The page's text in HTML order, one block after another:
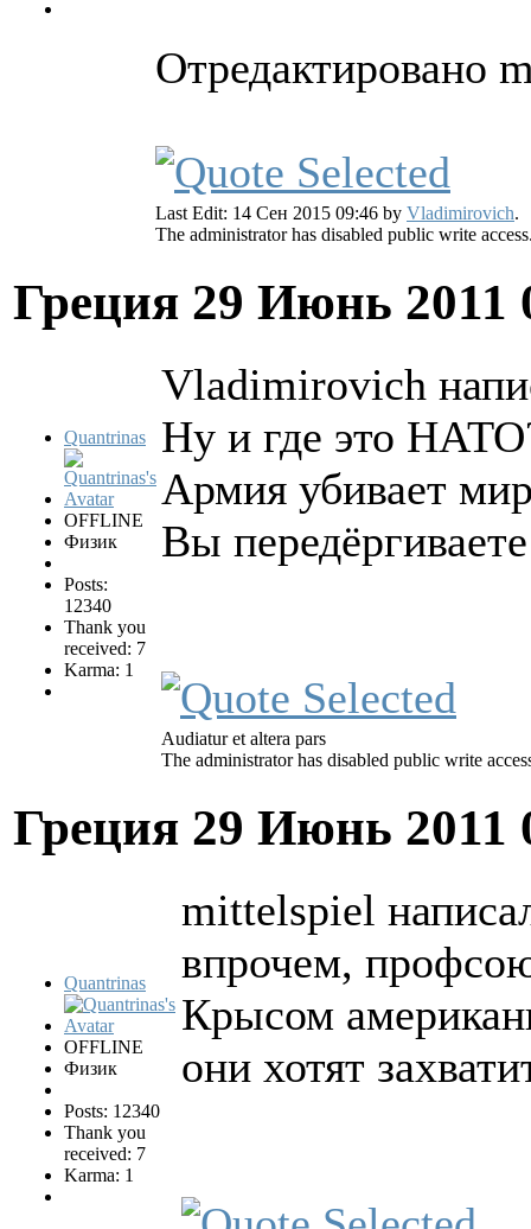
Отредактировано
Last Edit: 14 Сен 2015 09:46 by Vladimirovich.
The administrator has disabled public write
Греция 29 Июнь 2011
Quantrinas
OFFLINE
Физик
Posts:
12340
Thank you
received: 7
Karma: 1
Vladimirovich
Ну и где это
Армия убивает
Вы
Audiatur et altera pars
The administrator has disabled public write
Греция 29 Июнь 2011
Quantrinas
OFFLINE
Физик
Posts: 12340
Thank you
received: 7
Karma: 1
mittelspiel
впрочем,
Крысом
они хотят